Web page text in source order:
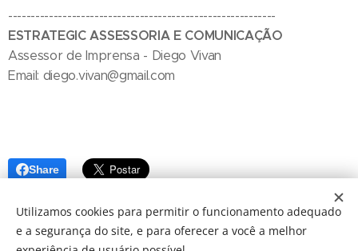
-----------------------------------------------------------
ESTRATEGIC ASSESSORIA E COMUNICAÇÃO
Assessor de Imprensa - Diego Vivan
Email: diego.vivan@gmail.com
Share
Utilizamos cookies para permitir o funcionamento adequado
e a segurança do site, e para oferecer a você a melhor